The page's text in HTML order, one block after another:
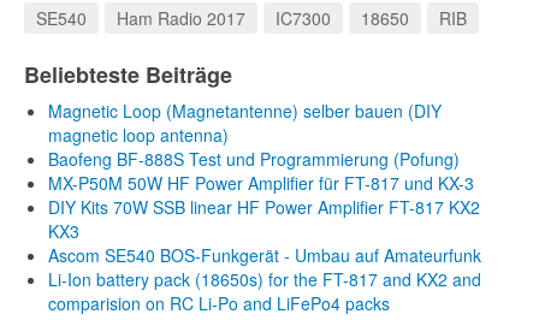
SE540
Ham Radio 2017 IC7300 18650 RIB
Beliebteste Beiträge
Magnetic Loop (Magnetantenne) selber bauen (DIY
magnetic loop antenna)
Baofeng BF-888S Test und Programmierung (Pofung)
MX-P50M 50W HF Power Amplifier für FT-817 und KX-3
DIY Kits 70W SSB linear HF Power Amplifier FT-817 KX2
KX3
Ascom SE540 BOS-Funkgerät - Umbau auf Amateurfunk
Li-Ion battery pack (18650s) for the FT-817 and KX2 and
comparision on RC Li-Po and LiFePo4 packs